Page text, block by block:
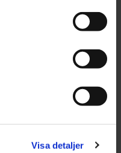
Visa detaljer